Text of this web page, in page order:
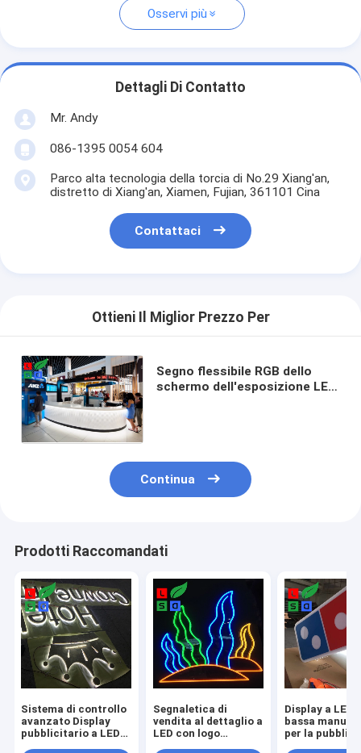
Osservi più
Dettagli Di Contatto
Mr. Andy
086-1395 0054 604
Parco alta tecnologia della torcia di No.29 Xiang'an,
distretto di Xiang'an, Xiamen, Fujian, 361101 Cina
Contattaci
Ottieni Il Miglior Prezzo Per
Segno flessibile RGB dello
schermo dell'esposizione LED
Continua
Prodotti Raccomandati
Sistema di controllo
avanzato Display
pubblicitario a LED
Segnaletica di
vendita al dettaglio a
LED con logo
Display a LED
bassa
per la